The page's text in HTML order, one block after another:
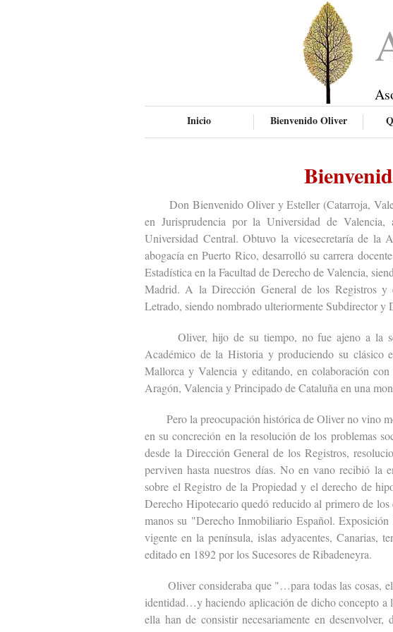
Inicio Bienvenido Oliver
Don Bienvenido Oliver y Esteller (Catarroja,
en Jurisprudencia por la Universidad de
Universidad Central. Obtuvo la vicesecretaría de la
abogacía en Puerto Rico, desarrolló su carrera
Estadística en la Facultad de Derecho de Valencia,
Madrid. A la Dirección General de los Registros y
Letrado, siendo nombrado ulteriormente Subdirector y
Oliver, hijo de su tiempo, no fue ajeno a la
Académico de la Historia y produciendo su clásico
Mallorca y Valencia y editando, en colaboración
Aragón, Valencia y Principado de Cataluña en una
Pero la preocupación histórica de Oliver no vino
en su concreción en la resolución de los problemas
desde la Dirección General de los Registros,
perviven hasta nuestros días. No en vano recibió la
sobre el Registro de la Propiedad y el derecho de
Derecho Hipotecario quedó reducido al primero de
manos su "Derecho Inmobiliario Español.
vigente en la península, islas adyacentes,
editado en 1892 por los Sucesores de Ribadeneyra.
Oliver consideraba que "…para todas las cosas, el
identidad…y haciendo aplicación de dicho concepto a
ella han de consistir necesariamente en